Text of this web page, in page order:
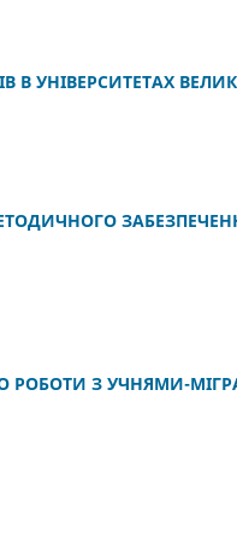
УНІВЕРСИТЕТАХ
РОБОТИ З УЧНЯМИ-